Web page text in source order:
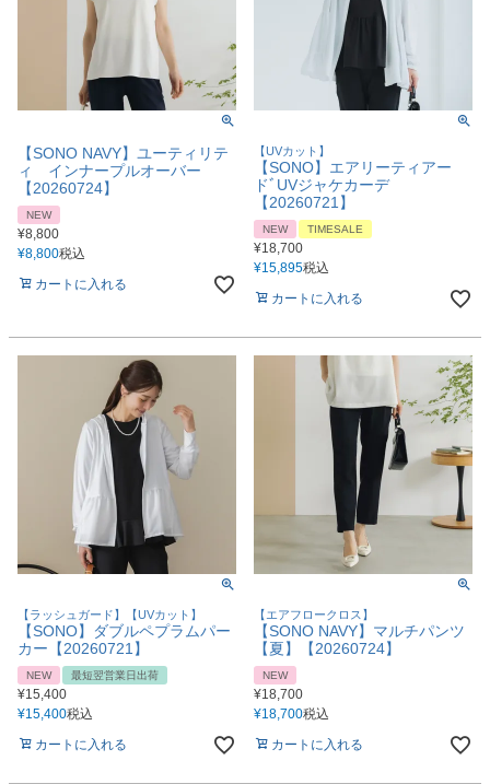
【SONO NAVY】ユーティリテ
ィ インナープルオーバー
【20260724】
NEW
¥8,800
¥8,800税込
カートに入れる
【UVカット】
【SONO】エアリーティアー
ドﾞUVジャケカーデ
【20260721】
NEW TIMESALE
¥18,700
¥15,895税込
カートに入れる
【ラッシュガード】【UVカット】
【SONO】ダブルペプラムパー
カー【20260721】
NEW 最短翌営業日出荷
¥15,400
¥15,400税込
カートに入れる
【エアフロークロス】
【SONO NAVY】マルチパンツ
【夏】【20260724】
NEW
¥18,700
¥18,700税込
カートに入れる